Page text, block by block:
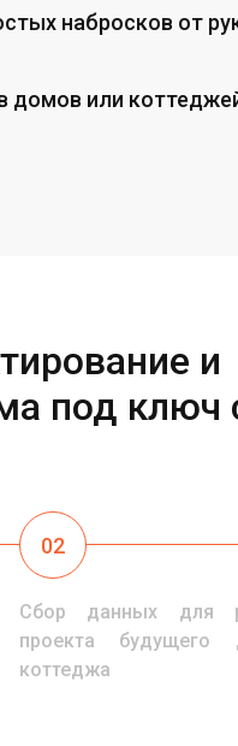
набросков от
домов или
и
под ключ
02
Сбор данных для
проекта
коттеджа